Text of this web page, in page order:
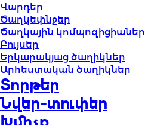
Վարդեր
Ծաղկեփնջեր
Ծաղկային կոմպոզիցիաներ
Բույսեր
Երկարակյաց ծաղիկներ
Արհեստական ծաղիկներ
Տորթեր
Նվեր-տուփեր